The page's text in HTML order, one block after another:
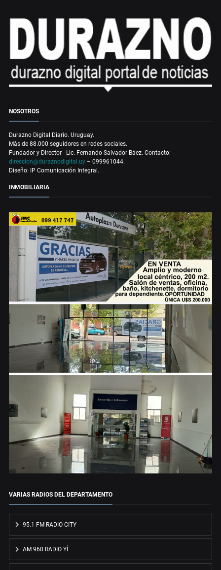
NOSOTROS
Durazno Digital Diario. Uruguay.
Más de 88.000 seguidores en redes sociales.
Fundador y Director - Lic. Fernando Salvador Báez. Contacto:
direccion@duraznodigital.uy – 099961044.
Diseño: IP Comunicación Integral.
INMOBILIARIA
VARIAS RADIOS DEL DEPARTAMENTO
95.1 FM RADIO CITY
AM 960 RADIO YÍ